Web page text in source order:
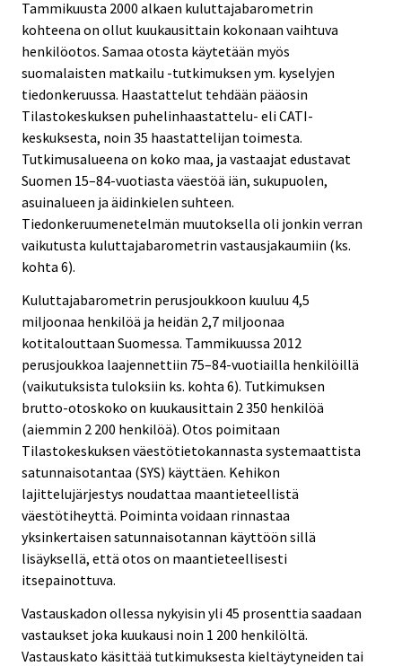
Tammikuusta 2000 alkaen kuluttajabarometrin
kohteena on ollut kuukausittain kokonaan vaihtuva
henkilöotos. Samaa otosta käytetään myös
suomalaisten matkailu -tutkimuksen ym. kyselyjen
tiedonkeruussa. Haastattelut tehdään pääosin
Tilastokeskuksen puhelinhaastattelu- eli CATI-
keskuksesta, noin 35 haastattelijan toimesta.
Tutkimusalueena on koko maa, ja vastaajat edustavat
Suomen 15–84-vuotiasta väestöä iän, sukupuolen,
asuinalueen ja äidinkielen suhteen.
Tiedonkeruumenetelmän muutoksella oli jonkin verran
vaikutusta kuluttajabarometrin vastausjakaumiin (ks.
kohta 6).
Kuluttajabarometrin perusjoukkoon kuuluu 4,5
miljoonaa henkilöä ja heidän 2,7 miljoonaa
kotitalouttaan Suomessa. Tammikuussa 2012
perusjoukkoa laajennettiin 75–84-vuotiailla henkilöillä
(vaikutuksista tuloksiin ks. kohta 6). Tutkimuksen
brutto-otoskoko on kuukausittain 2 350 henkilöä
(aiemmin 2 200 henkilöä). Otos poimitaan
Tilastokeskuksen väestötietokannasta systemaattista
satunnaisotantaa (SYS) käyttäen. Kehikon
lajittelujärjestys noudattaa maantieteellistä
väestötiheyttä. Poiminta voidaan rinnastaa
yksinkertaisen satunnaisotannan käyttöön sillä
lisäyksellä, että otos on maantieteellisesti
itsepainottuva.
Vastauskadon ollessa nykyisin yli 45 prosenttia saadaan
vastaukset joka kuukausi noin 1 200 henkilöltä.
Vastauskato käsittää tutkimuksesta kieltäytyneiden tai